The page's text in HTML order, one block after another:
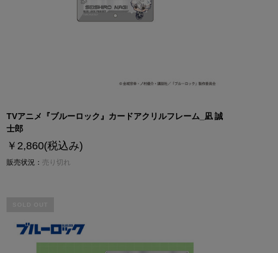
TVアニメ『ブルーロック』カードアクリルフレーム_凪 誠
士郎
￥2,860(税込み)
販売状況： 売り切れ